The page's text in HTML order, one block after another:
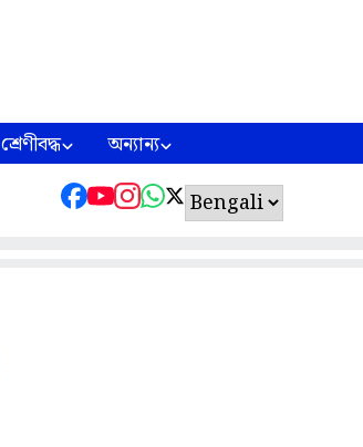
শ্রেণীবদ্ধ অন্যান্য